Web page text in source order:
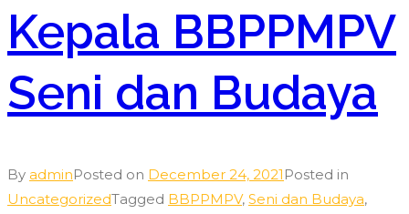
Kepala BBPPMPV
Seni dan Budaya
By adminPosted on December 24, 2021 Posted in
UncategorizedTagged BBPPMPV, Seni dan Budaya,